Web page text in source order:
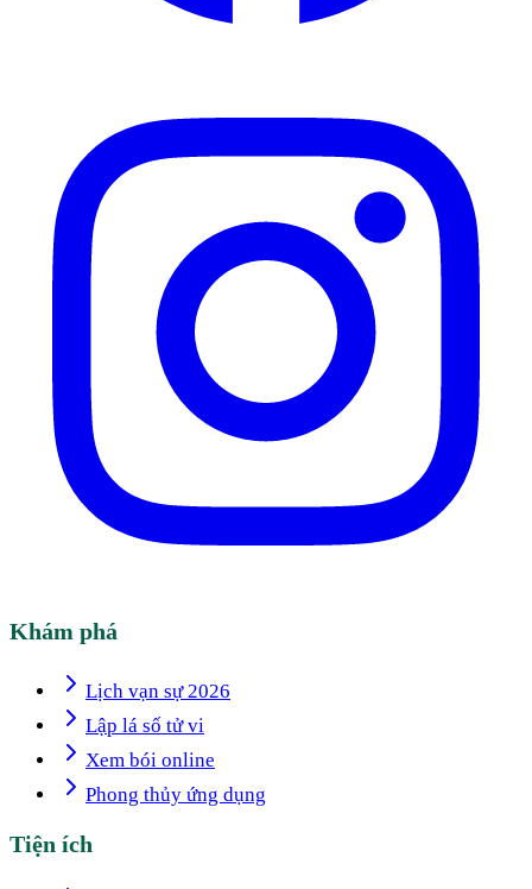
Khám phá
Lịch vạn sự 2026
Lập lá số tử vi
Xem bói online
Phong thủy ứng dụng
Tiện ích